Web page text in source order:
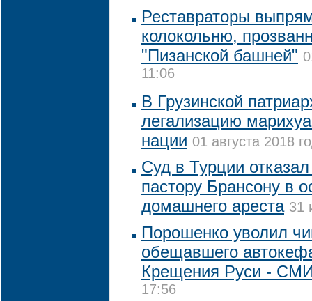
Реставраторы
колокольню,
"Пизанской башней"
11:06
В Грузинской
легализацию
нации 01 августа 2018
Суд в Турции
пастору Брансону в
домашнего ареста 31
Порошенко уволил
обещавшего
Крещения Руси -
17:56